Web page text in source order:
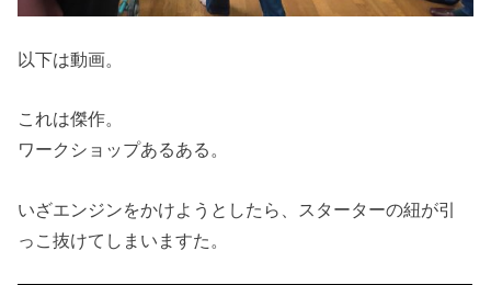
以下は動画。
これは傑作。
ワークショップあるある。
いざエンジンをかけようとしたら、スターターの紐が引
っこ抜けてしまいますた。